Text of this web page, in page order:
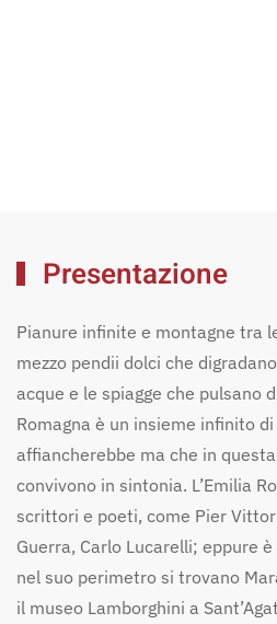
Emilia
La Regione Video Borghi
Esperienze Alloggi
Presentazione
Pianure infinite e montagne tra
mezzo pendii dolci che
acque e le spiagge che pulsano
Romagna è un insieme infinito
affiancherebbe ma che in
convivono in sintonia. L’Emilia
scrittori e poeti, come Pier
Guerra, Carlo Lucarelli; eppure
nel suo perimetro si trovano
il museo Lamborghini a